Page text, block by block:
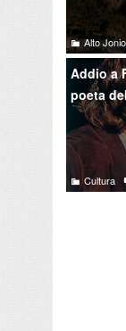
Alto Jonio
Addio a
poeta
Cultura